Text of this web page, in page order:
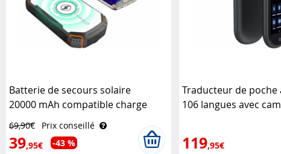
Batterie de secours solaire
20000 mAh compatible charge
induction Qi Revolt
69,90€ Prix conseillé
39,95€ -43 %
Traducteur de
106 langues avec
119,95€